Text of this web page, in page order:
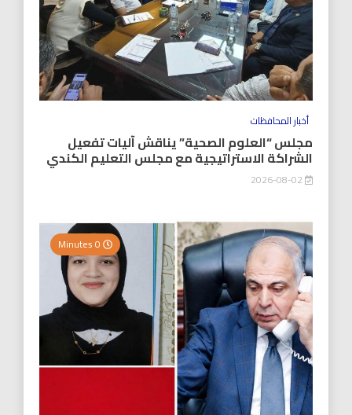
أخبار المحافظات
مجلس “العلوم الصحية” يناقش آليات تفعيل
الشراكة الاستراتيجية مع مجلس التعليم الكندي